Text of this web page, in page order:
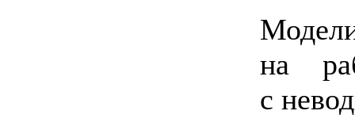
на
с